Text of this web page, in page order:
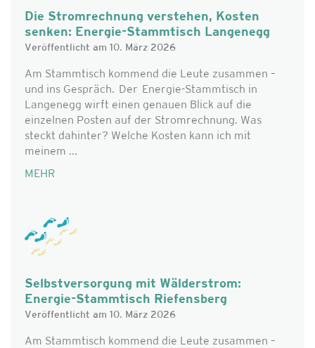
Die Stromrechnung verstehen, Kosten
senken: Energie-Stammtisch Langenegg
Veröffentlicht am 10. März 2026
Am Stammtisch kommend die Leute zusammen –
und ins Gespräch. Der Energie-Stammtisch in
Langenegg wirft einen genauen Blick auf die
einzelnen Posten auf der Stromrechnung. Was
steckt dahinter? Welche Kosten kann ich mit
meinem ...
MEHR
Selbstversorgung mit Wälderstrom:
Energie-Stammtisch Riefensberg
Veröffentlicht am 10. März 2026
Am Stammtisch kommend die Leute zusammen –